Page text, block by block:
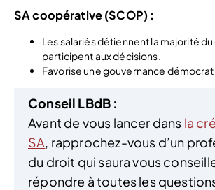
SA coopérative (SCOP):
Les salariés détiennent la majorité
participent aux décisions.​
Favorise une gouvernance
Conseil LBdB :
Avant de vous lancer dans la
SA, rapprochez-vous d’un
du droit qui saura vous
répondre à toutes les